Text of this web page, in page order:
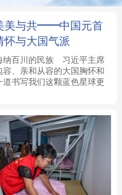
银龄 溯源中国
能源
时尚 悦读
河北 山西
美与共——中国元首
怀与大国气派
纳百川的民族
习近平主席
、亲和从容的大国胸怀和
书写我们这颗蓝色星球更